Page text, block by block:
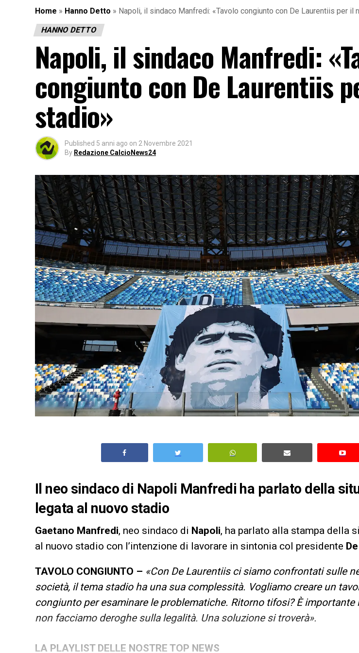
Home » Hanno Detto » Napoli, il sindaco Manfredi: «Tavolo congiunto con De Laurentiis per il
HANNO DETTO
Napoli, il sindaco Manfredi:
congiunto con De Laurentiis
stadio»
Published 5 anni ago on 2 Novembre 2021
By Redazione CalcioNews24
Il neo sindaco di Napoli Manfredi ha parlato della
legata al nuovo stadio
Gaetano Manfredi, neo sindaco di Napoli, ha parlato alla stampa della
al nuovo stadio con l’intenzione di lavorare in sintonia col presidente
TAVOLO CONGIUNTO – «Con De Laurentiis ci siamo confrontati sulle
società, il tema stadio ha una sua complessità. Vogliamo creare un
congiunto per esaminare le problematiche. Ritorno tifosi? È importante
non facciamo deroghe sulla legalità. Una soluzione si troverà».
LA PLAYLIST DELLE NOSTRE TOP NEWS